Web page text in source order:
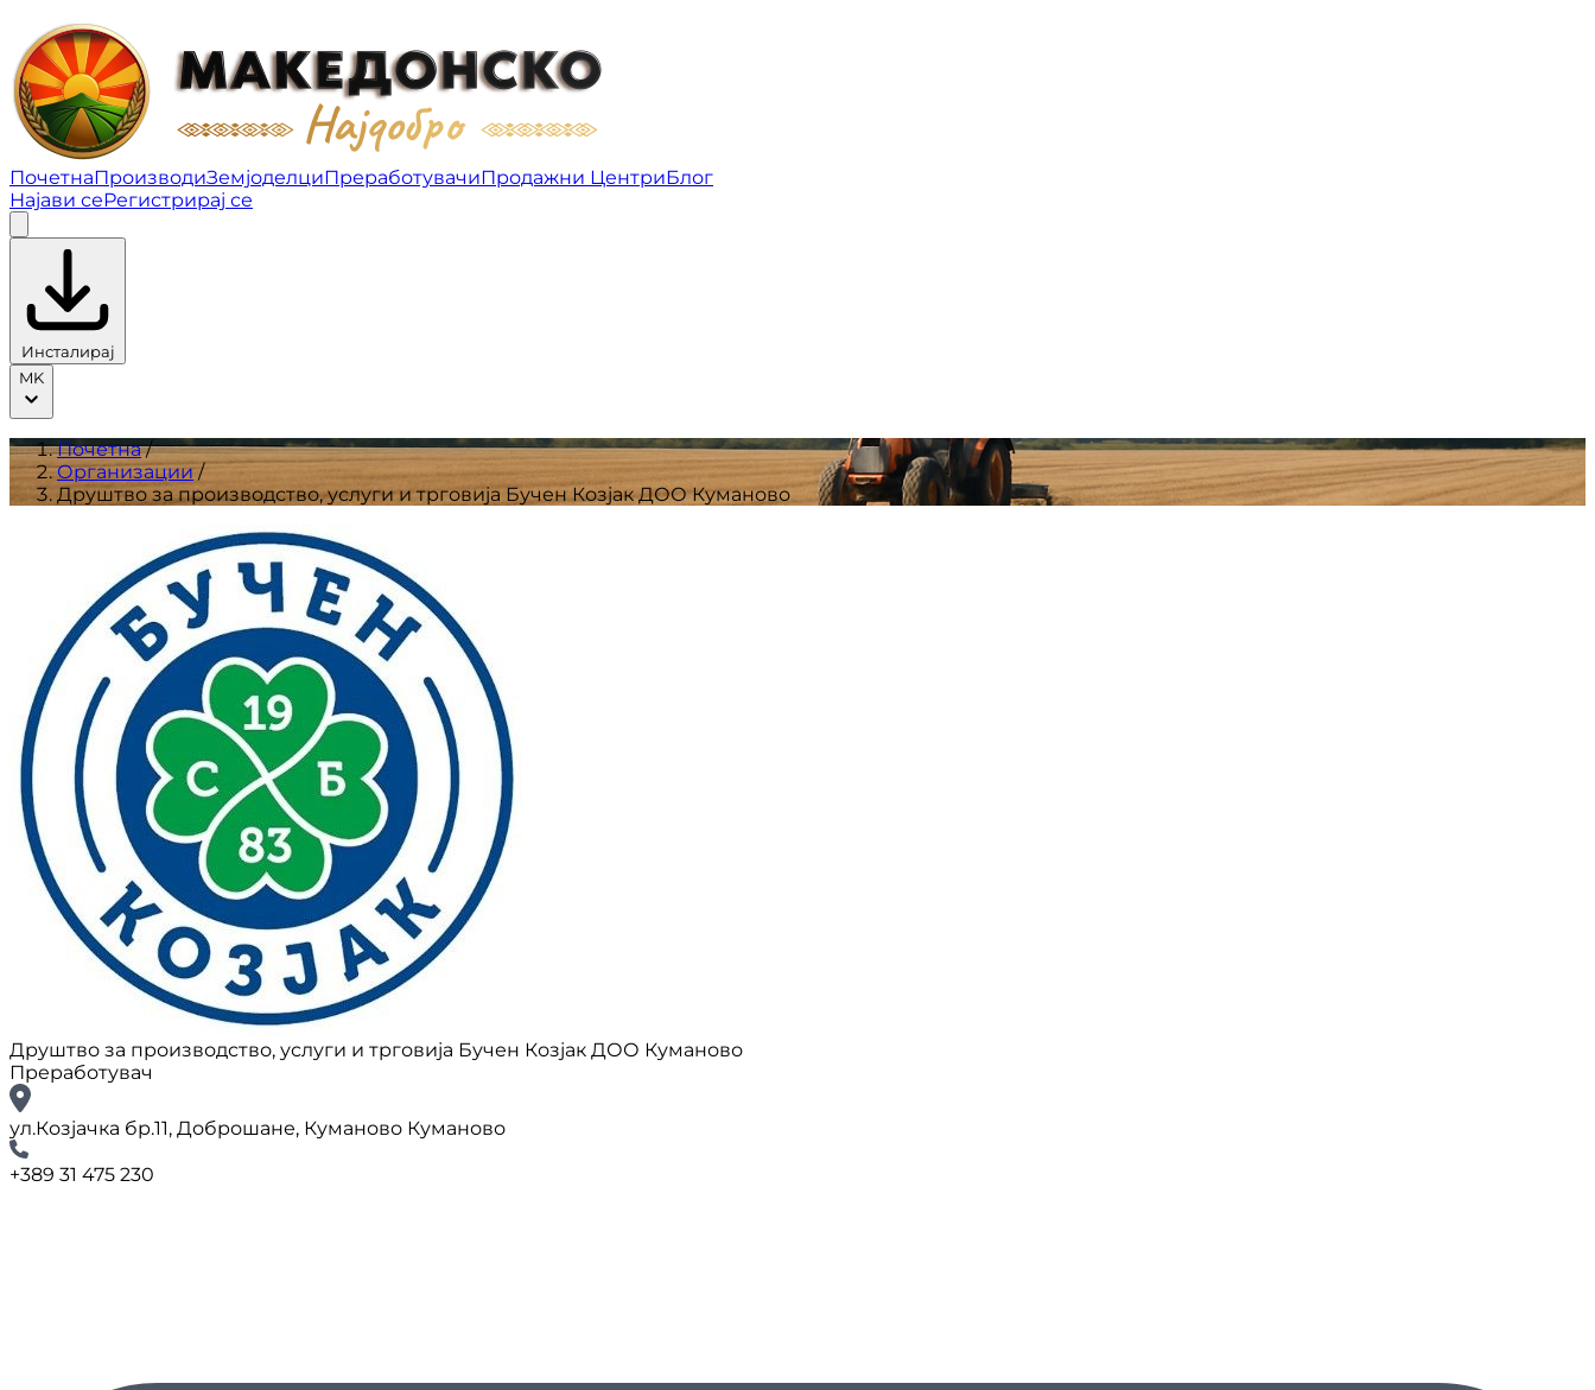
Друштво за производство, услуги и трговија Бучен Козјак ДОО Куманово | Организации
ПочетнаПроизводиЗемјоделциПреработувачиПродажни ЦентриБлог
Најави сеРегистрирај се
Инсталирај
MK
Почетна/
Организации/
Друштво за производство, услуги и трговија Бучен Козјак ДОО Куманово
Друштво за производство, услуги и трговија Бучен Козјак ДОО Куманово
Преработувач
ул.Козјачка бр.11, Доброшане, Куманово Куманово
+389 31 475 230